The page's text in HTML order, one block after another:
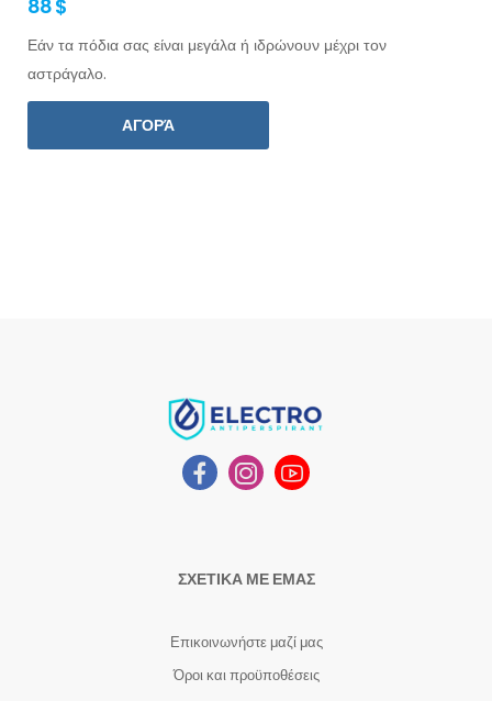
88 $
Εάν τα πόδια σας είναι μεγάλα ή ιδρώνουν μέχρι τον
αστράγαλο.
ΑΓΟΡΆ
ΣΧΕΤΙΚΑ ΜΕ ΕΜΑΣ
Επικοινωνήστε μαζί μας
Όροι και προϋποθέσεις